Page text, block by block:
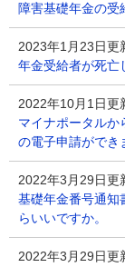
障害基礎年金の受
2023年1月23日更
年金受給者が死亡
2022年10月1日更
マイナポータルか
の電子申請ができ
2022年3月29日更
基礎年金番号通知
らいいですか。
2022年3月29日更